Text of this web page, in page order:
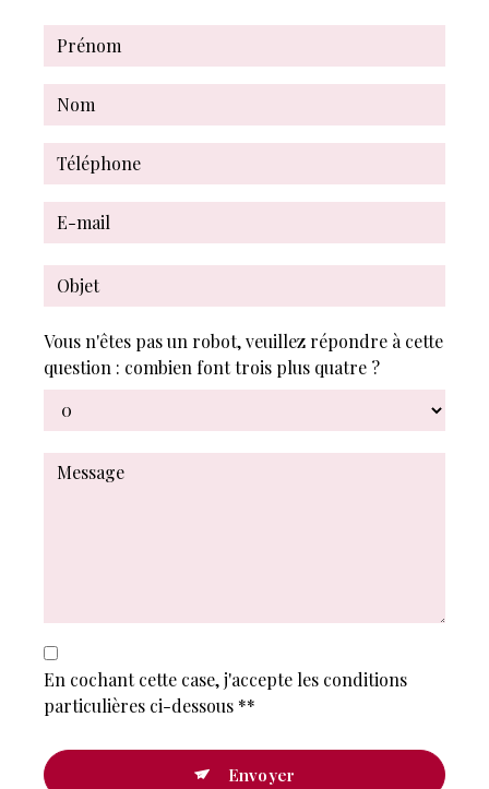
Vous n'êtes pas un robot, veuillez répondre à cette
question : combien font trois plus quatre ?
En cochant cette case, j'accepte les conditions
particulières ci-dessous **
Envoyer